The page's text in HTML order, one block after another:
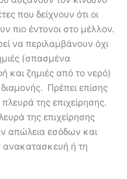
που δείχνουν ότι οι
πιο έντονοι στο μέλλον.
να περιλαμβάνουν όχι
(σπασμένα
και ζημιές από το νερό)
Πρέπει επίσης
της επιχείρησης.
της επιχείρησης
απώλεια εσόδων και
ή τη